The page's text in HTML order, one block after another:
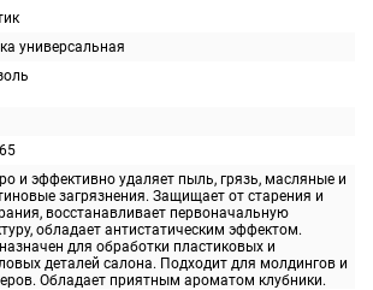
универсальная
и эффективно удаляет пыль, грязь, масляные и
загрязнения. Защищает от старения и
восстанавливает первоначальную
обладает антистатическим эффектом.
для обработки пластиковых и
деталей салона. Подходит для молдингов и
Обладает приятным ароматом клубники.